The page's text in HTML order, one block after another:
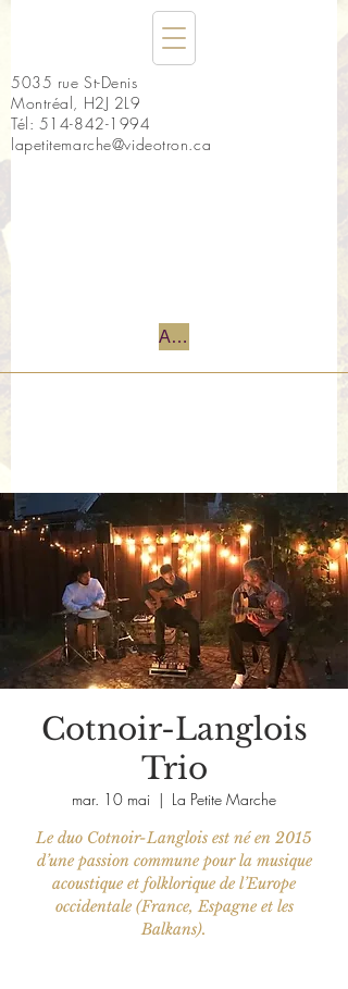
5035 rue St-Denis
Montréal, H2J 2L9
Tél: 514-842-1994
lapetitemarche@videotron.ca
Accueil
Cotnoir-Langlois
Trio
mar. 10 mai
  |
La Petite Marche
Le duo Cotnoir-Langlois est né en 2015
d’une passion commune pour la musique
acoustique et folklorique de l’Europe
occidentale (France, Espagne et les
Balkans).